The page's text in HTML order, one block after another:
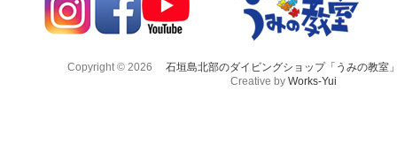
Copyright © 2026
石垣島北部のダイビングショップ「うみの教室
Creative by Works-Yui